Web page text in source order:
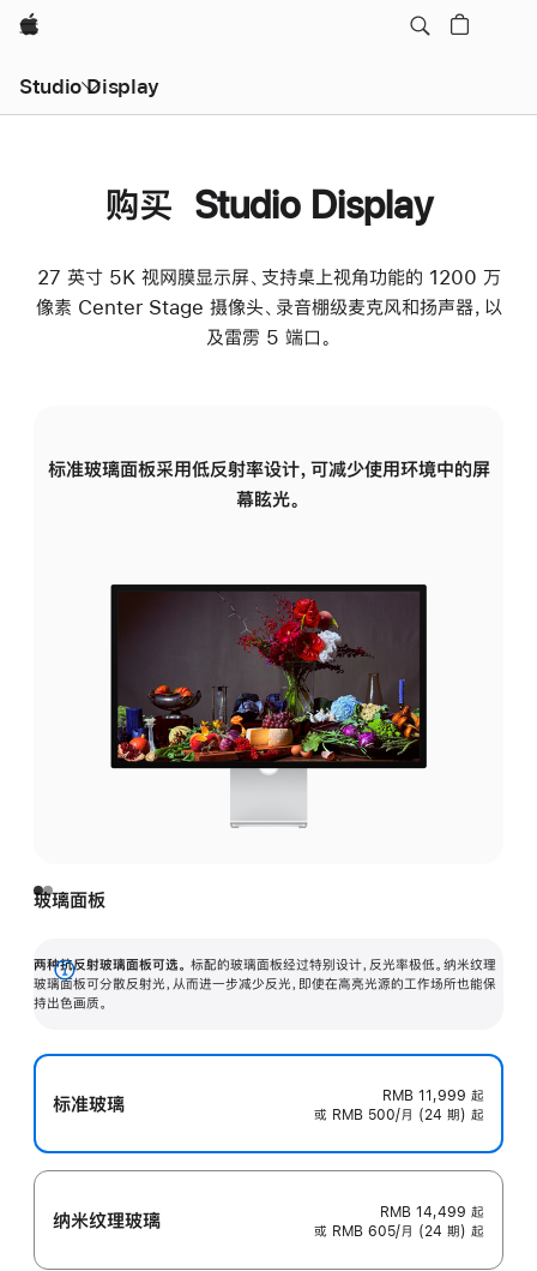
Apple
Studio Display
购买 Studio Display
27 英寸 5K 视网膜显示屏、支持桌上视角功能的 1200 万
像素 Center Stage 摄像头、录音棚级麦克风和扬声器，以
及雷雳 5 端口。
标准玻璃面板采用低反射率设计，可减少使用环境中的屏
幕眩光。
玻璃面板
两种抗反射玻璃面板可选。 标配的玻璃面板经过特别设计，反光率极低。纳米纹理
玻璃面板可分散反射光，从而进一步减少反光，即使在高亮光源的工作场所也能保
持出色画质。
展
开
标准玻璃 RMB 11,999 起
或 RMB 500/月 (24 期) 起
纳米纹理玻璃 RMB 14,499 起
或 RMB 605/月 (24 期) 起